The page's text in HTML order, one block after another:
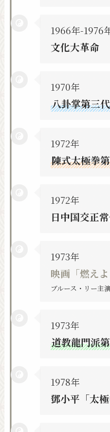
1966年-1976
文化大革命
1970年
八卦掌第
1972年
陳式太極拳
1972年
日中国交正
1973年
映画「燃え
ブルース・リー主
1973年
道教龍門派
1978年
鄧小平「太